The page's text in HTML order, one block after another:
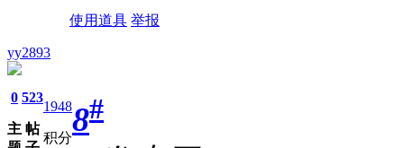
使用道具 举报
yy2893
0
主
523
帖
1948
积分8#